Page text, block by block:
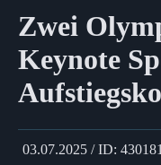
Zwei
Keynote
03.07.2025 / ID: 430181